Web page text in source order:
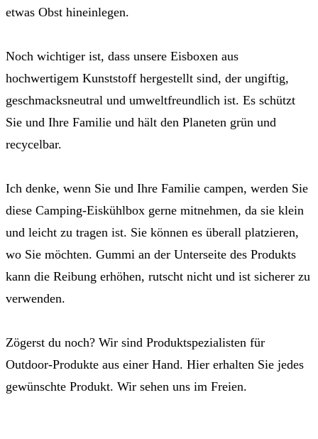
etwas Obst hineinlegen.
Noch wichtiger ist, dass unsere Eisboxen aus
hochwertigem Kunststoff hergestellt sind, der ungiftig,
geschmacksneutral und umweltfreundlich ist. Es schützt
Sie und Ihre Familie und hält den Planeten grün und
recycelbar.
Ich denke, wenn Sie und Ihre Familie campen, werden Sie
diese Camping-Eiskühlbox gerne mitnehmen, da sie klein
und leicht zu tragen ist. Sie können es überall platzieren,
wo Sie möchten. Gummi an der Unterseite des Produkts
kann die Reibung erhöhen, rutscht nicht und ist sicherer zu
verwenden.
Zögerst du noch? Wir sind Produktspezialisten für
Outdoor-Produkte aus einer Hand. Hier erhalten Sie jedes
gewünschte Produkt. Wir sehen uns im Freien.